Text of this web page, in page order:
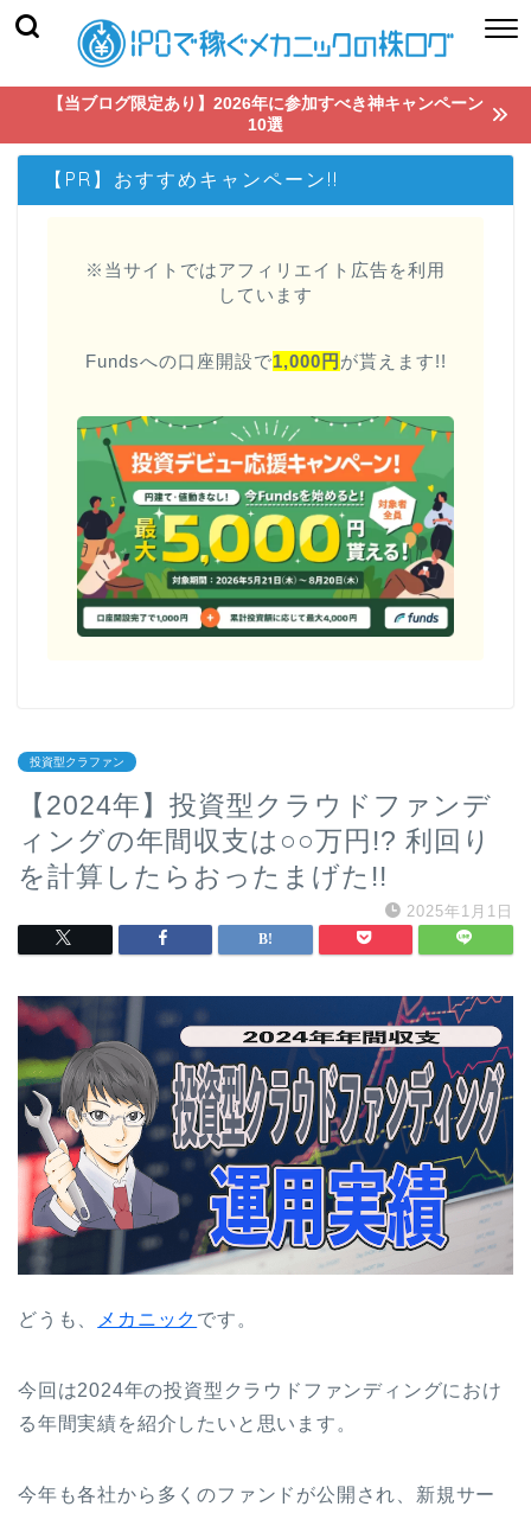
【当ブログ限定あり】2026年に参加すべき神キャンペーン
10選
【PR】おすすめキャンペーン!!
※当サイトではアフィリエイト広告を利用
しています
Fundsへの口座開設で1,000円 が貰えます!!
投資型クラファン
【2024年】投資型クラウドファンデ
ィングの年間収支は○○万円!? 利回り
を計算したらおったまげた!!
2025年1月1日
どうも、 メカニック です。
今回は2024年の投資型クラウドファンディングにおけ
る年間実績を紹介したいと思います。
今年も各社から多くのファンドが公開され、新規サー